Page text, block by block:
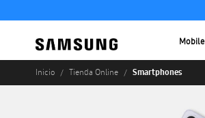
Mobile
Inicio Tienda Online Smartphones